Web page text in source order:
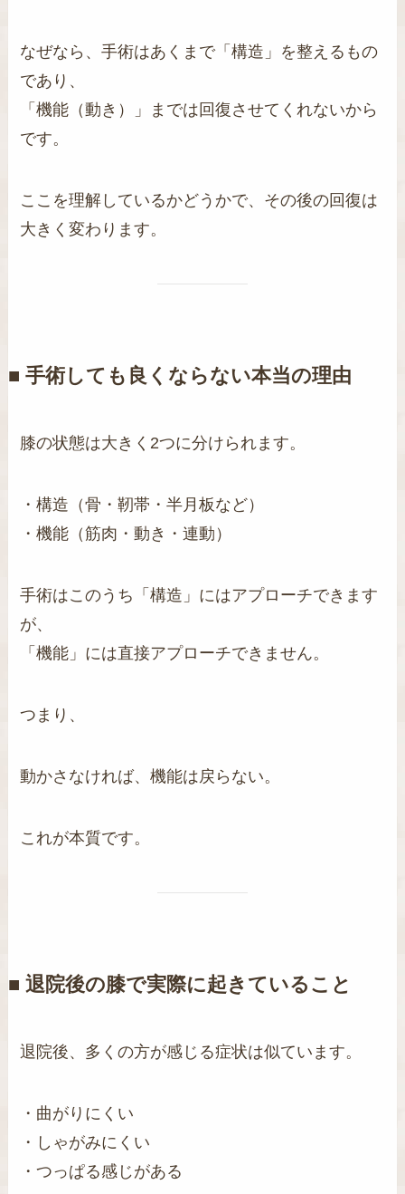
なぜなら、手術はあくまで「構造」を整えるもの
であり、
「機能（動き）」までは回復させてくれないから
です。
ここを理解しているかどうかで、その後の回復は
大きく変わります。
■ 手術しても良くならない本当の理由
膝の状態は大きく2つに分けられます。
・構造（骨・靭帯・半月板など）
・機能（筋肉・動き・連動）
手術はこのうち「構造」にはアプローチできます
が、
「機能」には直接アプローチできません。
つまり、
動かさなければ、機能は戻らない。
これが本質です。
■ 退院後の膝で実際に起きていること
退院後、多くの方が感じる症状は似ています。
・曲がりにくい
・しゃがみにくい
・つっぱる感じがある